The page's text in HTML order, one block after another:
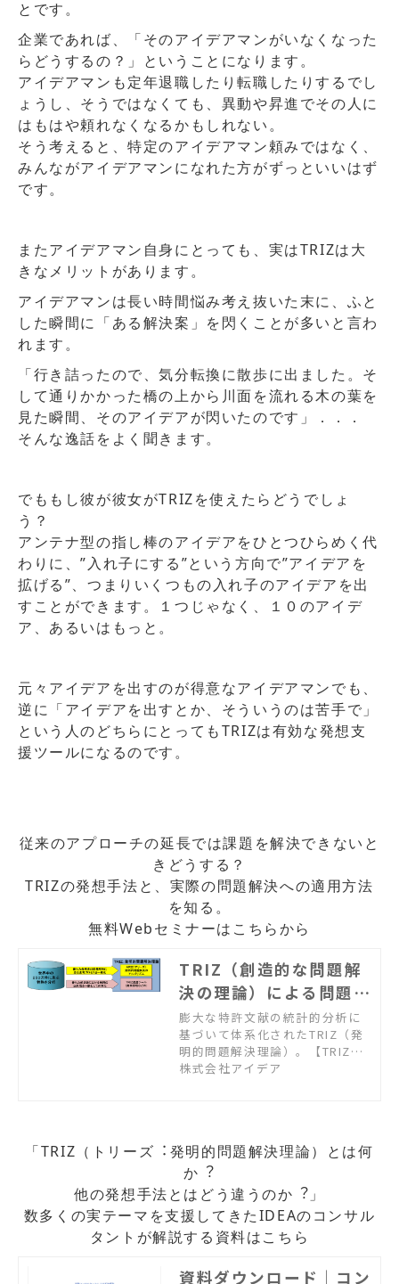
とです。
企業であれば、「そのアイデアマンがいなくなった
らどうするの？」ということになります。
アイデアマンも定年退職したり転職したりするでし
ょうし、そうではなくても、異動や昇進でその人に
はもはや頼れなくなるかもしれない。
そう考えると、特定のアイデアマン頼みではなく、
みんながアイデアマンになれた方がずっといいはず
です。
またアイデアマン自身にとっても、実はTRIZは大
きなメリットがあります。
アイデアマンは長い時間悩み考え抜いた末に、ふと
した瞬間に「ある解決案」を閃くことが多いと言わ
れます。
「行き詰ったので、気分転換に散歩に出ました。そ
して通りかかった橋の上から川面を流れる木の葉を
見た瞬間、そのアイデアが閃いたのです」．．．
そんな逸話をよく聞きます。
でももし彼が彼女がTRIZを使えたらどうでしょ
う？
アンテナ型の指し棒のアイデアをひとつひらめく代
わりに、”入れ子にする”という方向で”アイデアを
拡げる”、つまりいくつもの入れ子のアイデアを出
すことができます。１つじゃなく、１０のアイデ
ア、あるいはもっと。
元々アイデアを出すのが得意なアイデアマンでも、
逆に「アイデアを出すとか、そういうのは苦手で」
という人のどちらにとってもTRIZは有効な発想支
援ツールになるのです。
従来のアプローチの延長では課題を解決できないと
きどうする？
TRIZの発想手法と、実際の問題解決への適用方法
を知る。
無料Webセミナーはこちらから
TRIZ（創造的な問題解
決の理論）による問題解
決体験セミナー
膨大な特許文献の統計的分析に
基づいて体系化されたTRIZ（発
明的問題解決理論）。【TRIZに
よる問題解決のプロセス】を実
株式会社アイデア
「TRIZ（トリーズ︓発明的問題解決理論）とは何
か︖
他の発想⼿法とはどう違うのか︖」
数多くの実テーマを支援してきたIDEAのコンサル
タントが解説する資料はこちら
資料ダウンロード｜コン